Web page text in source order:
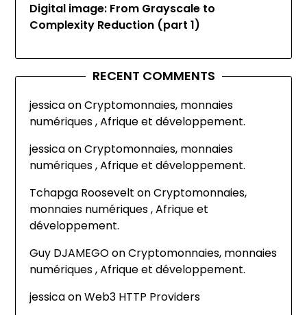
Digital image: From Grayscale to
Complexity Reduction (part 1)
RECENT COMMENTS
jessicaonCryptomonnaies, monnaies
numériques , Afrique et développement.
jessicaonCryptomonnaies, monnaies
numériques , Afrique et développement.
Tchapga Roosevelt onCryptomonnaies,
monnaies numériques , Afrique et
développement.
Guy DJAMEGOonCryptomonnaies, monnaies
numériques , Afrique et développement.
jessicaonWeb3 HTTP Providers